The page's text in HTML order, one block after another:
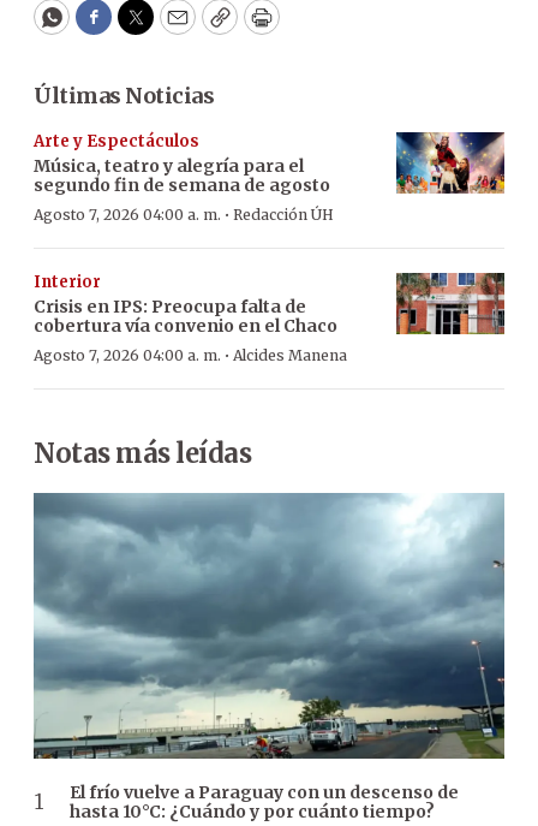
WhatsApp
Facebook
Twitter
EmailCopyPrint
Últimas Noticias
Arte y Espectáculos
Música, teatro y alegría para el
segundo fin de semana de agosto
Agosto 7, 2026 04:00 a. m. · Redacción ÚH
Interior
Crisis en IPS: Preocupa falta de
cobertura vía convenio en el Chaco
Agosto 7, 2026 04:00 a. m. · Alcides Manena
Notas más leídas
El frío vuelve a Paraguay con un descenso de
hasta 10°C: ¿Cuándo y por cuánto tiempo?